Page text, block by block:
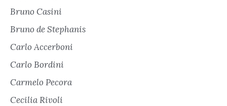
Bruno Casini
Bruno de Stephanis
Carlo Accerboni
Carlo Bordini
Carmelo Pecora
Cecilia Rivoli